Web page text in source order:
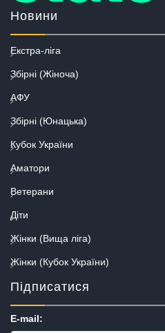
Новини
Екстра-ліга
Збірні (Жіноча)
АФУ
Збірні (Юнацька)
Кубок України
Аматори
Ветерани
Діти
Жінки (Вища ліга)
Жінки (Кубок України)
Підписатися
E-mail: